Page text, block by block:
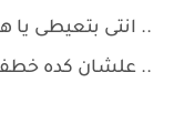
.. انتى بتعيطى يا
.. علشان كده